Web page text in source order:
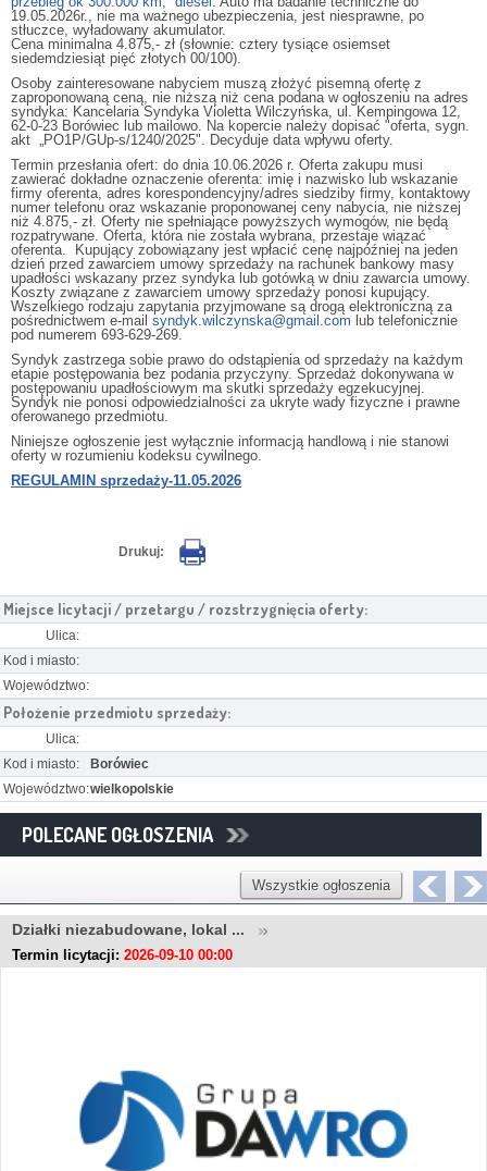
19.05.2026r., nie ma ważnego ubezpieczenia, jest niesprawne, po
stłuczce, wyładowany akumulator.
Cena minimalna 4.875,- zł (słownie: cztery tysiące osiemset
siedemdziesiąt pięć złotych 00/100).
Osoby zainteresowane nabyciem muszą złożyć pisemną ofertę z
zaproponowaną ceną, nie niższą niż cena podana w ogłoszeniu na adres
syndyka: Kancelaria Syndyka Violetta Wilczyńska, ul. Kempingowa 12,
62-0-23 Borówiec lub mailowo. Na kopercie należy dopisać "oferta, sygn.
akt „PO1P/GUp-s/1240/2025". Decyduje data wpływu oferty.
Termin przesłania ofert: do dnia 10.06.2026 r. Oferta zakupu musi
zawierać dokładne oznaczenie oferenta: imię i nazwisko lub wskazanie
firmy oferenta, adres korespondencyjny/adres siedziby firmy, kontaktowy
numer telefonu oraz wskazanie proponowanej ceny nabycia, nie niższej
niż 4.875,- zł. Oferty nie spełniające powyższych wymogów, nie będą
rozpatrywane. Oferta, która nie została wybrana, przestaje wiązać
oferenta. Kupujący zobowiązany jest wpłacić cenę najpóźniej na jeden
dzień przed zawarciem umowy sprzedaży na rachunek bankowy masy
upadłości wskazany przez syndyka lub gotówką w dniu zawarcia umowy.
Koszty związane z zawarciem umowy sprzedaży ponosi kupujący.
Wszelkiego rodzaju zapytania przyjmowane są drogą elektroniczną za
pośrednictwem e-mail syndyk.wilczynska@gmail.com lub telefonicznie
pod numerem 693-629-269.
Syndyk zastrzega sobie prawo do odstąpienia od sprzedaży na każdym
etapie postępowania bez podania przyczyny. Sprzedaż dokonywana w
postępowaniu upadłościowym ma skutki sprzedaży egzekucyjnej.
Syndyk nie ponosi odpowiedzialności za ukryte wady fizyczne i prawne
oferowanego przedmiotu.
Niniejsze ogłoszenie jest wyłącznie informacją handlową i nie stanowi
oferty w rozumieniu kodeksu cywilnego.
REGULAMIN sprzedaży-11.05.2026
Drukuj:
Miejsce licytacji / przetargu / rozstrzygnięcia oferty:
Ulica:
Kod i miasto:
Województwo:
Położenie przedmiotu sprzedaży:
Ulica:
Kod i miasto:
Borówiec
Województwo:wielkopolskie
POLECANE OGŁOSZENIA
Wszystkie ogłoszenia
Działki niezabudowane, lokal ...
Termin licytacji: 2026-09-10 00:00